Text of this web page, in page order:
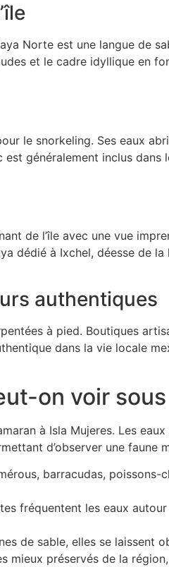
Norte est une langue de
et le cadre idyllique en
le snorkeling. Ses eaux
généralement inclus dans
de l’île avec une vue
dédié à Ixchel, déesse de
authentiques
à pied. Boutiques
dans la vie locale
on voir sous
à Isla Mujeres. Les
d’observer une faune
barracudas, poissons-
fréquentent les eaux autour
de sable, elles se laissent
mieux préservés de la